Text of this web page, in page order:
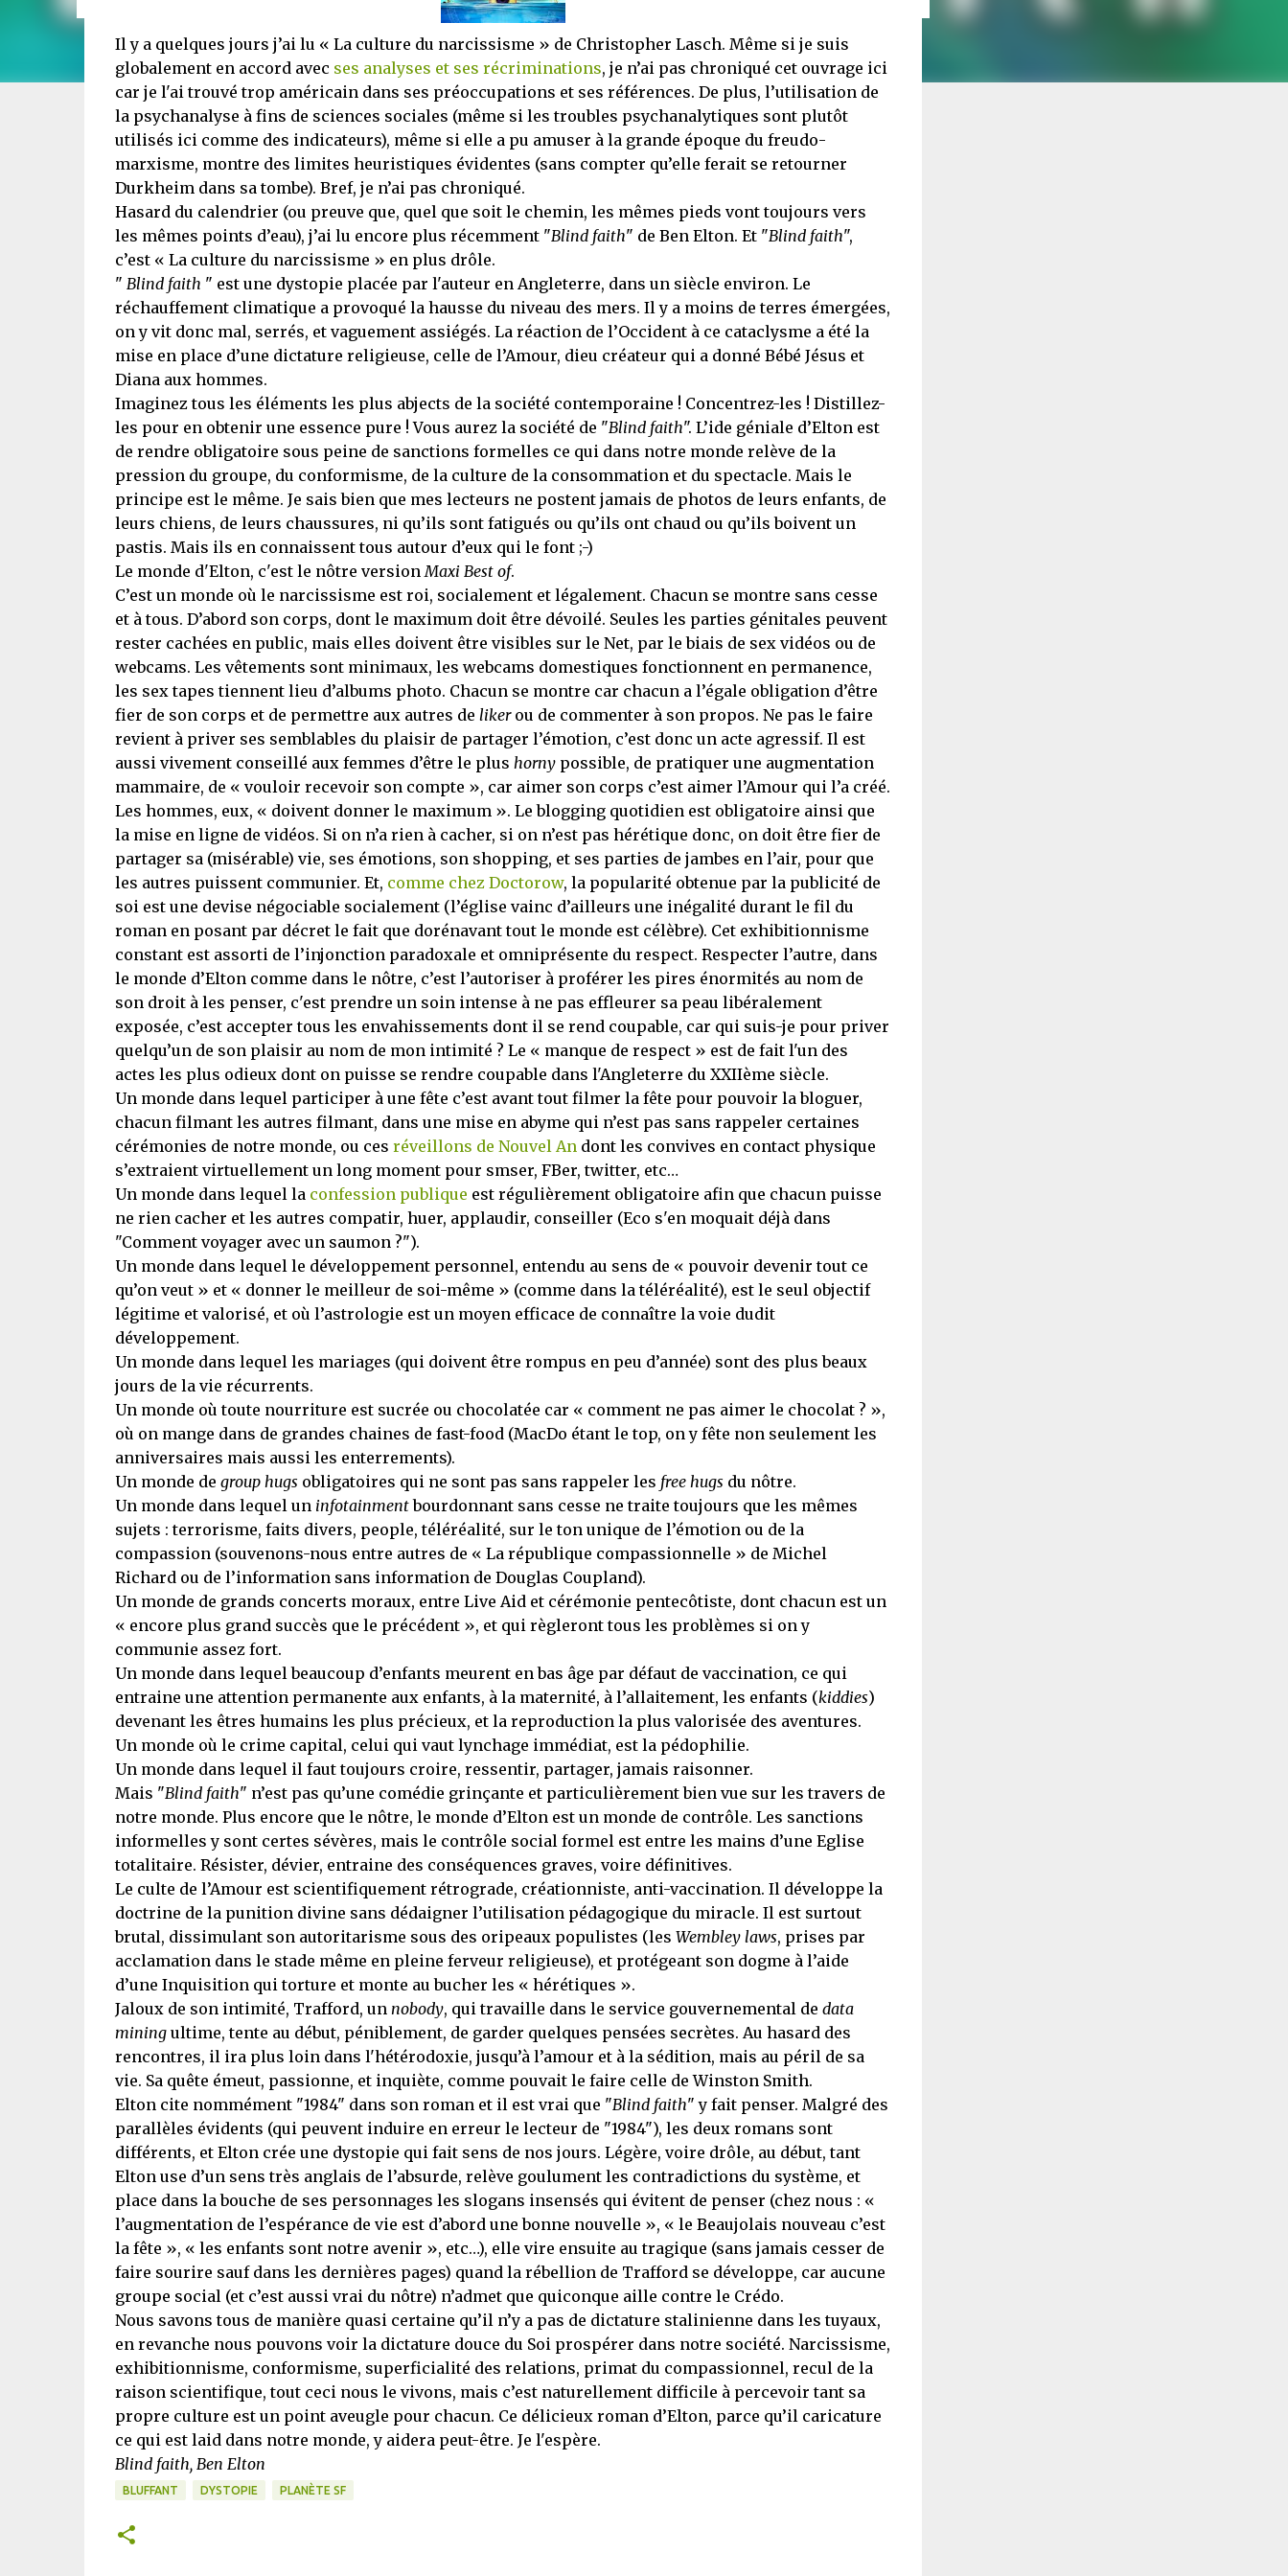
Il y a quelques jours j’ai lu « La culture du narcissisme » de Christopher Lasch. Même si je suis
globalement en accord avec ses analyses et ses récriminations, je n’ai pas chroniqué cet ouvrage ici
car je l'ai trouvé trop américain dans ses préoccupations et ses références. De plus, l’utilisation de
la psychanalyse à fins de sciences sociales (même si les troubles psychanalytiques sont plutôt
utilisés ici comme des indicateurs), même si elle a pu amuser à la grande époque du freudo-
marxisme, montre des limites heuristiques évidentes (sans compter qu’elle ferait se retourner
Durkheim dans sa tombe). Bref, je n’ai pas chroniqué.
Hasard du calendrier (ou preuve que, quel que soit le chemin, les mêmes pieds vont toujours vers
les mêmes points d’eau), j’ai lu encore plus récemment "Blind faith" de Ben Elton. Et "Blind faith",
c’est « La culture du narcissisme » en plus drôle.
" Blind faith " est une dystopie placée par l'auteur en Angleterre, dans un siècle environ. Le
réchauffement climatique a provoqué la hausse du niveau des mers. Il y a moins de terres émergées,
on y vit donc mal, serrés, et vaguement assiégés. La réaction de l’Occident à ce cataclysme a été la
mise en place d’une dictature religieuse, celle de l’Amour, dieu créateur qui a donné Bébé Jésus et
Diana aux hommes.
Imaginez tous les éléments les plus abjects de la société contemporaine ! Concentrez-les ! Distillez-
les pour en obtenir une essence pure ! Vous aurez la société de "Blind faith". L’ide géniale d’Elton est
de rendre obligatoire sous peine de sanctions formelles ce qui dans notre monde relève de la
pression du groupe, du conformisme, de la culture de la consommation et du spectacle. Mais le
principe est le même. Je sais bien que mes lecteurs ne postent jamais de photos de leurs enfants, de
leurs chiens, de leurs chaussures, ni qu’ils sont fatigués ou qu’ils ont chaud ou qu’ils boivent un
pastis. Mais ils en connaissent tous autour d’eux qui le font ;-)
Le monde d'Elton, c'est le nôtre versionMaxi Best of.
C’est un monde où le narcissisme est roi, socialement et légalement. Chacun se montre sans cesse
et à tous. D’abord son corps, dont le maximum doit être dévoilé. Seules les parties génitales peuvent
rester cachées en public, mais elles doivent être visibles sur le Net, par le biais de sex vidéos ou de
webcams. Les vêtements sont minimaux, les webcams domestiques fonctionnent en permanence,
les sex tapes tiennent lieu d’albums photo. Chacun se montre car chacun a l’égale obligation d’être
fier de son corps et de permettre aux autres de likerou de commenter à son propos. Ne pas le faire
revient à priver ses semblables du plaisir de partager l’émotion, c’est donc un acte agressif. Il est
aussi vivement conseillé aux femmes d’être le plus hornypossible, de pratiquer une augmentation
mammaire, de « vouloir recevoir son compte », car aimer son corps c’est aimer l’Amour qui l’a créé.
Les hommes, eux, « doivent donner le maximum ». Le blogging quotidien est obligatoire ainsi que
la mise en ligne de vidéos. Si on n’a rien à cacher, si on n’est pas hérétique donc, on doit être fier de
partager sa (misérable) vie, ses émotions, son shopping, et ses parties de jambes en l’air, pour que
les autres puissent communier. Et, comme chez Doctorow, la popularité obtenue par la publicité de
soi est une devise négociable socialement (l’église vainc d’ailleurs une inégalité durant le fil du
roman en posant par décret le fait que dorénavant tout le monde est célèbre). Cet exhibitionnisme
constant est assorti de l’injonction paradoxale et omniprésente du respect. Respecter l’autre, dans
le monde d’Elton comme dans le nôtre, c’est l’autoriser à proférer les pires énormités au nom de
son droit à les penser, c'est prendre un soin intense à ne pas effleurer sa peau libéralement
exposée, c’est accepter tous les envahissements dont il se rend coupable, car qui suis-je pour priver
quelqu’un de son plaisir au nom de mon intimité ? Le « manque de respect » est de fait l'un des
actes les plus odieux dont on puisse se rendre coupable dans l'Angleterre du XXIIème siècle.
Un monde dans lequel participer à une fête c’est avant tout filmer la fête pour pouvoir la bloguer,
chacun filmant les autres filmant, dans une mise en abyme qui n’est pas sans rappeler certaines
cérémonies de notre monde, ou ces réveillons de Nouvel Andont les convives en contact physique
s’extraient virtuellement un long moment pour smser, FBer, twitter, etc…
Un monde dans lequel la confession publique est régulièrement obligatoire afin que chacun puisse
ne rien cacher et les autres compatir, huer, applaudir, conseiller (Eco s'en moquait déjà dans
"Comment voyager avec un saumon ?").
Un monde dans lequel le développement personnel, entendu au sens de « pouvoir devenir tout ce
qu’on veut » et « donner le meilleur de soi-même » (comme dans la téléréalité), est le seul objectif
légitime et valorisé, et où l’astrologie est un moyen efficace de connaître la voie dudit
développement.
Un monde dans lequel les mariages (qui doivent être rompus en peu d’année) sont des plus beaux
jours de la vie récurrents.
Un monde où toute nourriture est sucrée ou chocolatée car « comment ne pas aimer le chocolat ? »,
où on mange dans de grandes chaines de fast-food (MacDo étant le top, on y fête non seulement les
anniversaires mais aussi les enterrements).
Un monde de group hugs obligatoires qui ne sont pas sans rappeler les free hugs du nôtre.
Un monde dans lequel un infotainmentbourdonnant sans cesse ne traite toujours que les mêmes
sujets : terrorisme, faits divers, people, téléréalité, sur le ton unique de l’émotion ou de la
compassion (souvenons-nous entre autres de « La république compassionnelle » de Michel
Richard ou de l’information sans information de Douglas Coupland).
Un monde de grands concerts moraux, entre Live Aid et cérémonie pentecôtiste, dont chacun est un
« encore plus grand succès que le précédent », et qui règleront tous les problèmes si on y
communie assez fort.
Un monde dans lequel beaucoup d’enfants meurent en bas âge par défaut de vaccination, ce qui
entraine une attention permanente aux enfants, à la maternité, à l’allaitement, les enfants (kiddies)
devenant les êtres humains les plus précieux, et la reproduction la plus valorisée des aventures.
Un monde où le crime capital, celui qui vaut lynchage immédiat, est la pédophilie.
Un monde dans lequel il faut toujours croire, ressentir, partager, jamais raisonner.
Mais "Blind faith" n’est pas qu’une comédie grinçante et particulièrement bien vue sur les travers de
notre monde. Plus encore que le nôtre, le monde d’Elton est un monde de contrôle. Les sanctions
informelles y sont certes sévères, mais le contrôle social formel est entre les mains d’une Eglise
totalitaire. Résister, dévier, entraine des conséquences graves, voire définitives.
Le culte de l’Amour est scientifiquement rétrograde, créationniste, anti-vaccination. Il développe la
doctrine de la punition divine sans dédaigner l’utilisation pédagogique du miracle. Il est surtout
brutal, dissimulant son autoritarisme sous des oripeaux populistes (les Wembley laws, prises par
acclamation dans le stade même en pleine ferveur religieuse), et protégeant son dogme à l’aide
d’une Inquisition qui torture et monte au bucher les « hérétiques ».
Jaloux de son intimité, Trafford, un nobody, qui travaille dans le service gouvernemental de data
miningultime, tente au début, péniblement, de garder quelques pensées secrètes. Au hasard des
rencontres, il ira plus loin dans l'hétérodoxie, jusqu’à l’amour et à la sédition, mais au péril de sa
vie. Sa quête émeut, passionne, et inquiète, comme pouvait le faire celle de Winston Smith.
Elton cite nommément "1984" dans son roman et il est vrai que "Blind faith" y fait penser. Malgré des
parallèles évidents (qui peuvent induire en erreur le lecteur de "1984"), les deux romans sont
différents, et Elton crée une dystopie qui fait sens de nos jours. Légère, voire drôle, au début, tant
Elton use d’un sens très anglais de l’absurde, relève goulument les contradictions du système, et
place dans la bouche de ses personnages les slogans insensés qui évitent de penser (chez nous : «
l’augmentation de l’espérance de vie est d’abord une bonne nouvelle », « le Beaujolais nouveau c’est
la fête », « les enfants sont notre avenir », etc…), elle vire ensuite au tragique (sans jamais cesser de
faire sourire sauf dans les dernières pages) quand la rébellion de Trafford se développe, car aucune
groupe social (et c’est aussi vrai du nôtre) n’admet que quiconque aille contre le Crédo.
Nous savons tous de manière quasi certaine qu’il n’y a pas de dictature stalinienne dans les tuyaux,
en revanche nous pouvons voir la dictature douce du Soi prospérer dans notre société. Narcissisme,
exhibitionnisme, conformisme, superficialité des relations, primat du compassionnel, recul de la
raison scientifique, tout ceci nous le vivons, mais c’est naturellement difficile à percevoir tant sa
propre culture est un point aveugle pour chacun. Ce délicieux roman d’Elton, parce qu’il caricature
ce qui est laid dans notre monde, y aidera peut-être. Je l'espère.
Blind faith, Ben Elton
BLUFFANT DYSTOPIE PLANÈTE SF